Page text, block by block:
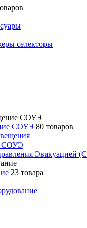
селекторы
СОУЭ 80 товаров
СОУЭ
Эвакуацией
23 товара